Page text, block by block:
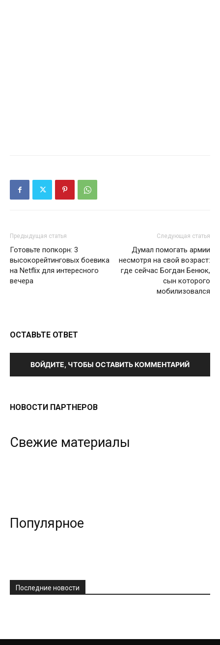
Предыдущая статья
Готовьте попкорн: 3
высокорейтинговых боевика
на Netflix для интересного
вечера
Следующая статья
Думал помогать армии
несмотря на свой возраст:
где сейчас Богдан Бенюк,
сын которого
мобилизовался
ОСТАВЬТЕ ОТВЕТ
ВОЙДИТЕ, ЧТОБЫ ОСТАВИТЬ КОММЕНТАРИЙ
НОВОСТИ ПАРТНЕРОВ
Свежие материалы
Популярное
Последние новости